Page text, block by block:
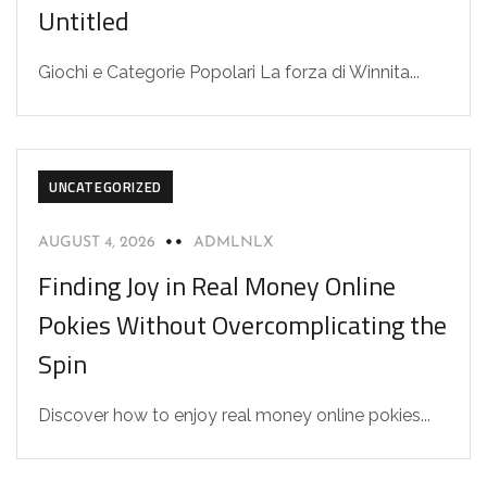
Untitled
Giochi e Categorie Popolari La forza di Winnita...
UNCATEGORIZED
AUGUST 4, 2026 ADMLNLX
Finding Joy in Real Money Online
Pokies Without Overcomplicating the
Spin
Discover how to enjoy real money online pokies...